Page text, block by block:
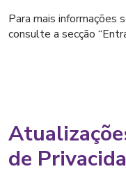
Para mais informações
consulte a secção
de